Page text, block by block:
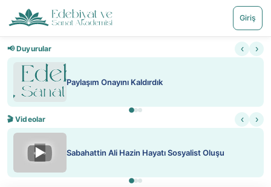
Giriş
📢 Duyurular ‹ ›
Paylaşım Onayını Kaldırdık
🎬 Videolar ‹ ›
▶ Sabahattin Ali Hazin Hayatı Sosyalist Oluşu